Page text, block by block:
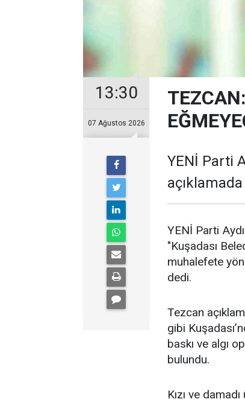
13:30
07 Ağustos 2026
YENİ Parti
YENİ Parti
"Kuşadası
muhalefete
dedi.
Tezcan
gibi
baskı ve algı
bulundu.
Kızı ve